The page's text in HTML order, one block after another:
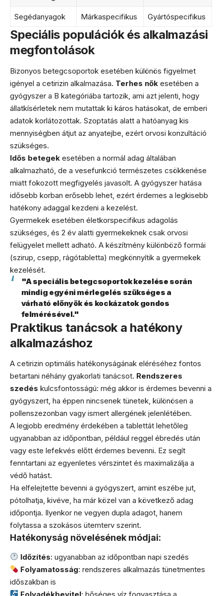
Segédanyagok Márkaspecifikus Gyártóspecifikus
Speciális populációk és alkalmazási
megfontolások
Bizonyos betegcsoportok esetében különös figyelmet
igényel a cetirizin alkalmazása. Terhes nők esetében a
gyógyszer a B kategóriába tartozik, ami azt jelenti, hogy
állatkísérletek nem mutattak ki káros hatásokat, de emberi
adatok korlátozottak. Szoptatás alatt a hatóanyag kis
mennyiségben átjut az anyatejbe, ezért orvosi konzultáció
szükséges.
Idős betegek esetében a normál adag általában
alkalmazható, de a vesefunkció természetes csökkenése
miatt fokozott megfigyelés javasolt. A gyógyszer hatása
idősebb korban erősebb lehet, ezért érdemes a legkisebb
hatékony adaggal kezdeni a kezelést.
Gyermekek esetében életkorspecifikus adagolás
szükséges, és 2 év alatti gyermekeknek csak orvosi
felügyelet mellett adható. A készítmény különböző formái
(szirup, csepp, rágótabletta) megkönnyítik a gyermekek
kezelését.
"A speciális betegcsoportok kezelése során
mindig egyéni mérlegelés szükséges a
várható előnyök és kockázatok gondos
felmérésével."
Praktikus tanácsok a hatékony
alkalmazáshoz
A cetirizin optimális hatékonyságának eléréséhez fontos
betartani néhány gyakorlati tanácsot. Rendszeres
szedés kulcsfontosságú: még akkor is érdemes bevenni a
gyógyszert, ha éppen nincsenek tünetek, különösen a
pollenszezonban vagy ismert allergének jelenlétében.
A legjobb eredmény érdekében a tablettát lehetőleg
ugyanabban az időpontban, például reggel ébredés után
vagy este lefekvés előtt érdemes bevenni. Ez segít
fenntartani az egyenletes vérszintet és maximalizálja a
védő hatást.
Ha elfelejtette bevenni a gyógyszert, amint eszébe jut,
pótolhatja, kivéve, ha már közel van a következő adag
időpontja. Ilyenkor ne vegyen dupla adagot, hanem
folytassa a szokásos ütemterv szerint.
Hatékonyság növelésének módjai:
Időzítés: ugyanabban az időpontban napi szedés
Folyamatosság: rendszeres alkalmazás tünetmentes
időszakban is
Folyadékbevitel: bőséges víz fogyasztása a